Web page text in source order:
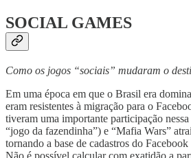
SOCIAL GAMES
Como os jogos “sociais” mudaram o
Em uma época em que o Brasil era
eram resistentes à migração para o
tiveram uma importante participação
“jogo da fazendinha”) e “Mafia Wars”
tornando a base de cadastros do
Não é possível calcular com exatidão a